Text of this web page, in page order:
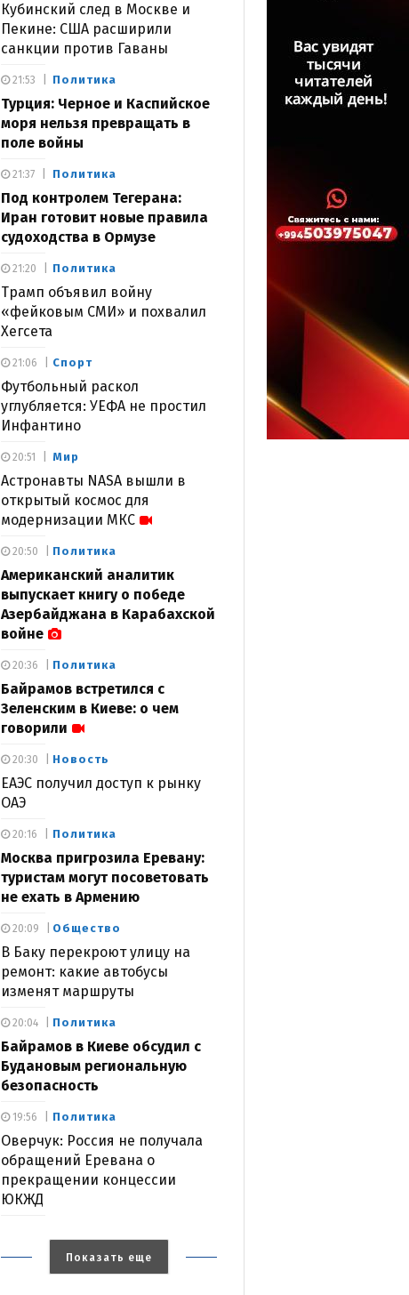
Кубинский след в Москве и
Пекине: США расширили
санкции против Гаваны
Политика
Турция: Черное и Каспийское
моря нельзя превращать в
поле войны
21:53
Политика
Под контролем Тегерана:
Иран готовит новые правила
судоходства в Ормузе
21:37
Политика
Трамп объявил войну
«фейковым СМИ» и похвалил
Хегсета
21:20
Спорт
Футбольный раскол
углубляется: УЕФА не простил
Инфантино
21:06
Мир
Астронавты NASA вышли в
открытый космос для
модернизации МКС
20:51
Политика
Американский аналитик
выпускает книгу о победе
Азербайджана в Карабахской
войне
20:50
Политика
Байрамов встретился с
Зеленским в Киеве: о чем
говорили
20:36
Новость
ЕАЭС получил доступ к рынку
ОАЭ
20:30
Политика
Москва пригрозила Еревану:
туристам могут посоветовать
не ехать в Армению
20:16
Общество
В Баку перекроют улицу на
ремонт: какие автобусы
изменят маршруты
20:09
Политика
Байрамов в Киеве обсудил с
Будановым региональную
безопасность
20:04
Политика
Оверчук: Россия не получала
обращений Еревана о
прекращении концессии
ЮКЖД
19:56
Показать еще